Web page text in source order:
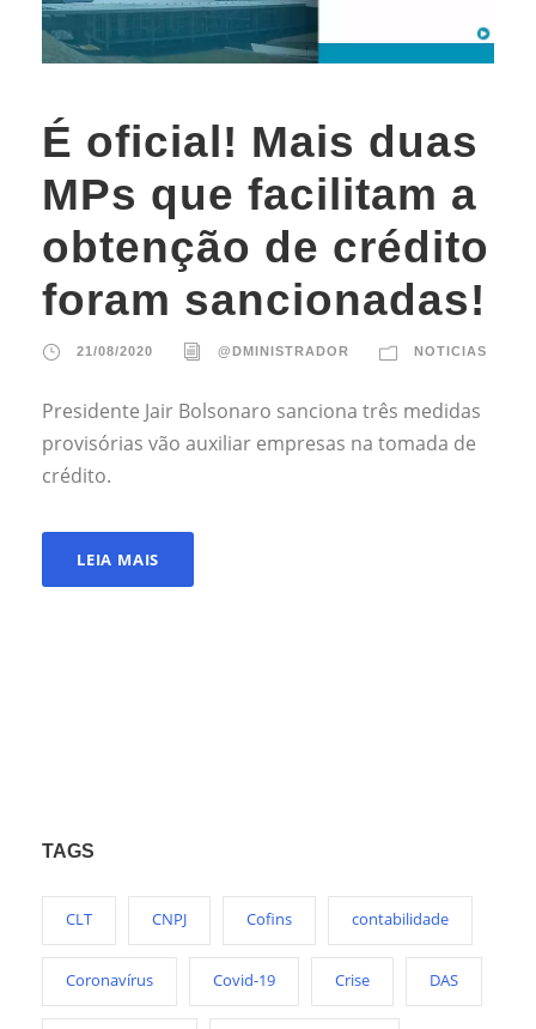
É oficial! Mais duas
MPs que facilitam a
obtenção de crédito
foram sancionadas!
21/08/2020 @DMINISTRADOR NOTICIAS
Presidente Jair Bolsonaro sanciona três medidas
provisórias vão auxiliar empresas na tomada de
crédito.
LEIA MAIS
TAGS
CLT CNPJ Cofins contabilidade
Coronavírus Covid-19 Crise DAS